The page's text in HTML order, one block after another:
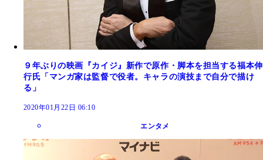
９年ぶりの映画『カイジ』新作で原作・脚本を担当する福本伸
行氏「マンガ家は監督で役者。キャラの演技まで自分で描け
る」
2020年01月22日 06:10
エンタメ